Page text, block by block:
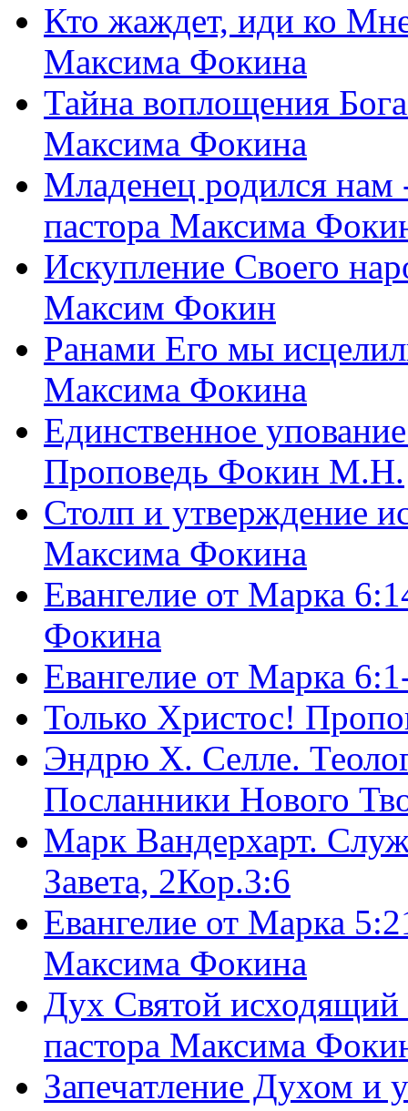
Кто жаждет, иди ко
Максима Фокина
Тайна воплощения
Максима Фокина
Младенец родился
пастора Максима
Искупление Своего
Максим Фокин
Ранами Его мы
Максима Фокина
Единственное
Проповедь Фокин М.Н.
Столп и утверждение
Максима Фокина
Евангелие от Марка
Фокина
Евангелие от Марка
Только Христос!
Эндрю Х. Селле.
Посланники Нового
Марк Вандерхарт.
Завета, 2Кор.3:6
Евангелие от Марка
Максима Фокина
Дух Святой
пастора Максима
Запечатление Духом и